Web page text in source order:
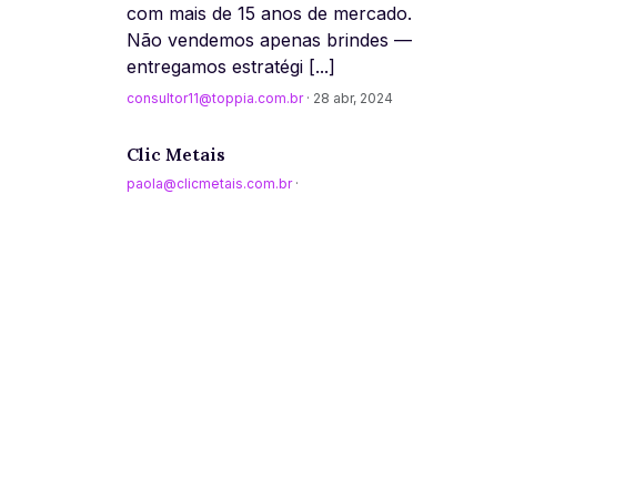
com mais de 15 anos de mercado.
Não vendemos apenas brindes —
entregamos estratégi [...]
consultor11@toppia.com.br· 28 abr, 2024
Clic Metais
paola@clicmetais.com.br·